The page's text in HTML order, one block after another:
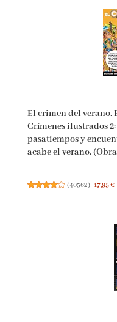
El crimen del verano.
Crímenes ilustrados 2:
pasatiempos y
acabe el verano.
(40562) 17,95 €